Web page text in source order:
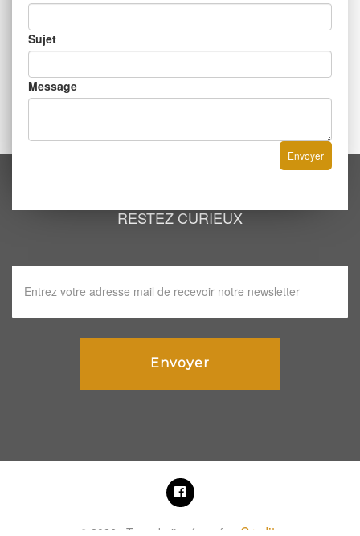
Sujet
Message
Envoyer
RESTEZ CURIEUX
© 2026 . Tous droits réservés - Credits